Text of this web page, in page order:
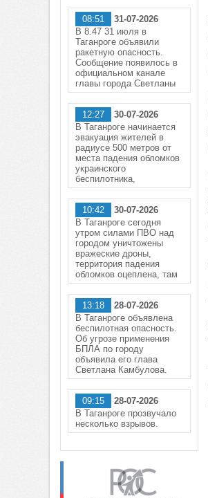
08:51
31-07-2026
В 8.47 31 июля в
Таганроге объявили
ракетную опасность.
Сообщение появилось в
официальном канале
главы города Светланы
12:27
30-07-2026
В Таганроге начинается
эвакуация жителей в
радиусе 500 метров от
места падения обломков
украинского
беспилотника,
10:42
30-07-2026
В Таганроге сегодня
утром силами ПВО над
городом уничтожены
вражеские дроны,
территория падения
обломков оцеплена, там
13:18
28-07-2026
В Таганроге объявлена
беспилотная опасность.
Об угрозе применения
БПЛА по городу
объявила его глава
Светлана Камбулова.
09:15
28-07-2026
В Таганроге прозвучало
несколько взрывов.